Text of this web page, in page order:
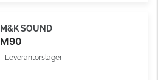
M&K SOUND
M90
Leverantörslager